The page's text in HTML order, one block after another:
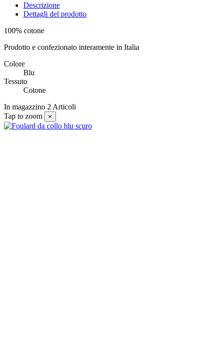
Descrizione
Dettagli del prodotto
100% cotone
Prodotto e confezionato interamente in Italia
Colore
Blu
Tessuto
Cotone
In magazzino 2 Articoli
Tap to zoom
×